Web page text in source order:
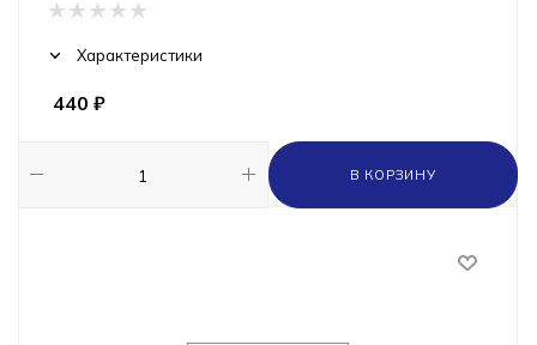
Характеристики
440 ₽
В КОРЗИНУ